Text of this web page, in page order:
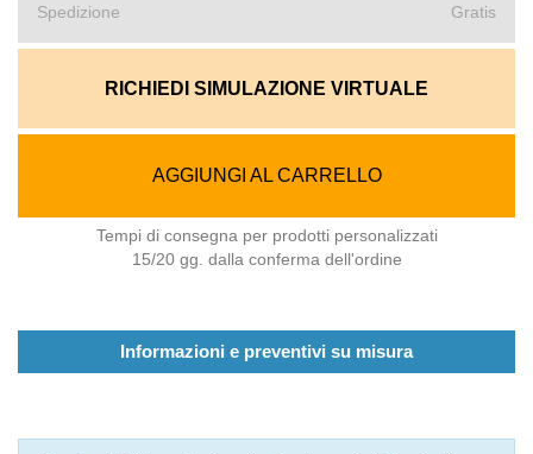
Spedizione Gratis
RICHIEDI SIMULAZIONE VIRTUALE
AGGIUNGI AL CARRELLO
Tempi di consegna per prodotti personalizzati
15/20 gg. dalla conferma dell'ordine
Informazioni e preventivi su misura